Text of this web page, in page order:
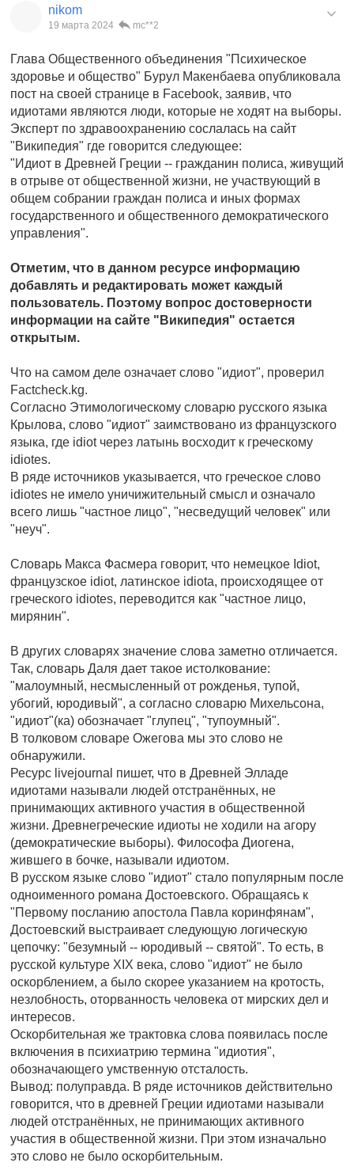
nikom
19 марта 2024 mc**2
Глава Общественного объединения "Психическое
здоровье и общество" Бурул Макенбаева опубликовала
пост на своей странице в Facebook, заявив, что
идиотами являются люди, которые не ходят на выборы.
Эксперт по здравоохранению сослалась на сайт
"Википедия" где говорится следующее:
"Идиот в Древней Греции -- гражданин полиса, живущий
в отрыве от общественной жизни, не участвующий в
общем собрании граждан полиса и иных формах
государственного и общественного демократического
управления".
Отметим, что в данном ресурсе информацию
добавлять и редактировать может каждый
пользователь. Поэтому вопрос достоверности
информации на сайте "Википедия" остается
открытым.
Что на самом деле означает слово "идиот", проверил
Factcheck.kg.
Согласно Этимологическому словарю русского языка
Крылова, слово "идиот" заимствовано из французского
языка, где idiot через латынь восходит к греческому
idiotes.
В ряде источников указывается, что греческое слово
idiotes не имело уничижительный смысл и означало
всего лишь "частное лицо", "несведущий человек" или
"неуч".
Словарь Макса Фасмера говорит, что немецкое Idiot,
французское idiot, латинское idiotа, происходящее от
греческого idiotes, переводится как "частное лицо,
мирянин".
В других словарях значение слова заметно отличается.
Так, словарь Даля дает такое истолкование:
"малоумный, несмысленный от рожденья, тупой,
убогий, юродивый", а согласно словарю Михельсона,
"идиот"(ка) обозначает "глупец", "тупоумный".
В толковом словаре Ожегова мы это слово не
обнаружили.
Ресурс livejournal пишет, что в Древней Элладе
идиотами называли людей отстранённых, не
принимающих активного участия в общественной
жизни. Древнегреческие идиоты не ходили на агору
(демократические выборы). Философа Диогена,
жившего в бочке, называли идиотом.
В русском языке слово "идиот" стало популярным после
одноименного романа Достоевского. Обращаясь к
"Первому посланию апостола Павла коринфянам",
Достоевский выстраивает следующую логическую
цепочку: "безумный -- юродивый -- святой". То есть, в
русской культуре XIX века, слово "идиот" не было
оскорблением, а было скорее указанием на кротость,
незлобность, оторванность человека от мирских дел и
интересов.
Оскорбительная же трактовка слова появилась после
включения в психиатрию термина "идиотия",
обозначающего умственную отсталость.
Вывод: полуправда. В ряде источников действительно
говорится, что в древней Греции идиотами называли
людей отстранённых, не принимающих активного
участия в общественной жизни. При этом изначально
это слово не было оскорбительным.